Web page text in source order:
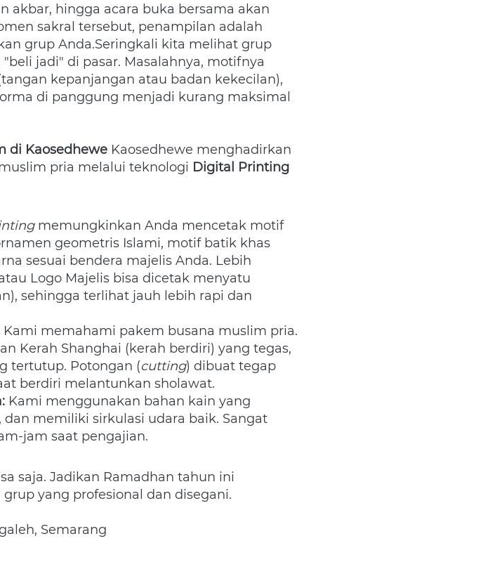
akbar, hingga acara buka bersama akan
sakral tersebut, penampilan adalah
grup Anda.Seringkali kita melihat grup
jadi" di pasar. Masalahnya, motifnya
kepanjangan atau badan kekecilan),
di panggung menjadi kurang maksimal
di Kaosedhewe Kaosedhewe menghadirkan
pria melalui teknologi Digital Printing
memungkinkan Anda mencetak motif
geometris Islami, motif batik khas
sesuai bendera majelis Anda. Lebih
Logo Majelis bisa dicetak menyatu
sehingga terlihat jauh lebih rapi dan
Kami memahami pakem busana muslim pria.
Kerah Shanghai (kerah berdiri) yang tegas,
tertutup. Potongan (cutting) dibuat tegap
berdiri melantunkan sholawat.
Kami menggunakan bahan kain yang
memiliki sirkulasi udara baik. Sangat
jam saat pengajian.
saja. Jadikan Ramadhan tahun ini
yang profesional dan disegani.
Semarang